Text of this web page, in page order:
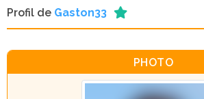
Profil de Gaston33
PHOTO